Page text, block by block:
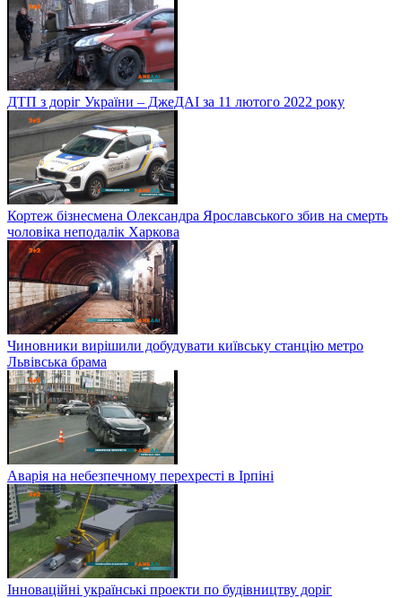
ДТП з доріг України – ДжеДАІ за 11 лютого 2022 року
Кортеж бізнесмена Олександра Ярославського збив на смерть
чоловіка неподалік Харкова
Чиновники вирішили добудувати київську станцію метро
Львівська брама
Аварія на небезпечному перехресті в Ірпіні
Інноваційні українські проекти по будівництву доріг